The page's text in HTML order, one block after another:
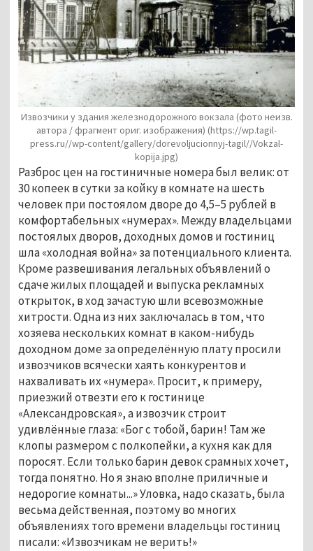
Извозчики у здания железнодорожного вокзала (фото неизв.
автора / фрагмент ориг. изображения) (https://wp.tagil-
press.ru//wp-content/gallery/dorevoljucionnyj-tagil//Vokzal-
kopija.jpg)
Разброс цен на гостиничные номера был велик: от
30 копеек в сутки за койку в комнате на шесть
человек при постоялом дворе до 4,5–5 рублей в
комфортабельных «нумерах». Между владельцами
постоялых дворов, доходных домов и гостиниц
шла «холодная война» за потенциального клиента.
Кроме развешивания легальных объявлений о
сдаче жилых площадей и выпуска рекламных
открыток, в ход зачастую шли всевозможные
хитрости. Одна из них заключалась в том, что
хозяева нескольких комнат в каком-нибудь
доходном доме за определённую плату просили
извозчиков всячески хаять конкурентов и
нахваливать их «нумера». Просит, к примеру,
приезжий отвезти его к гостинице
«Александровская», а извозчик строит
удивлённые глаза: «Бог с тобой, барин! Там же
клопы размером с полкопейки, а кухня как для
поросят. Если только барин девок срамных хочет,
тогда понятно. Но я знаю вполне приличные и
недорогие комнаты...» Уловка, надо сказать, была
весьма действенная, поэтому во многих
объявлениях того времени владельцы гостиниц
писали: «Извозчикам не верить!»